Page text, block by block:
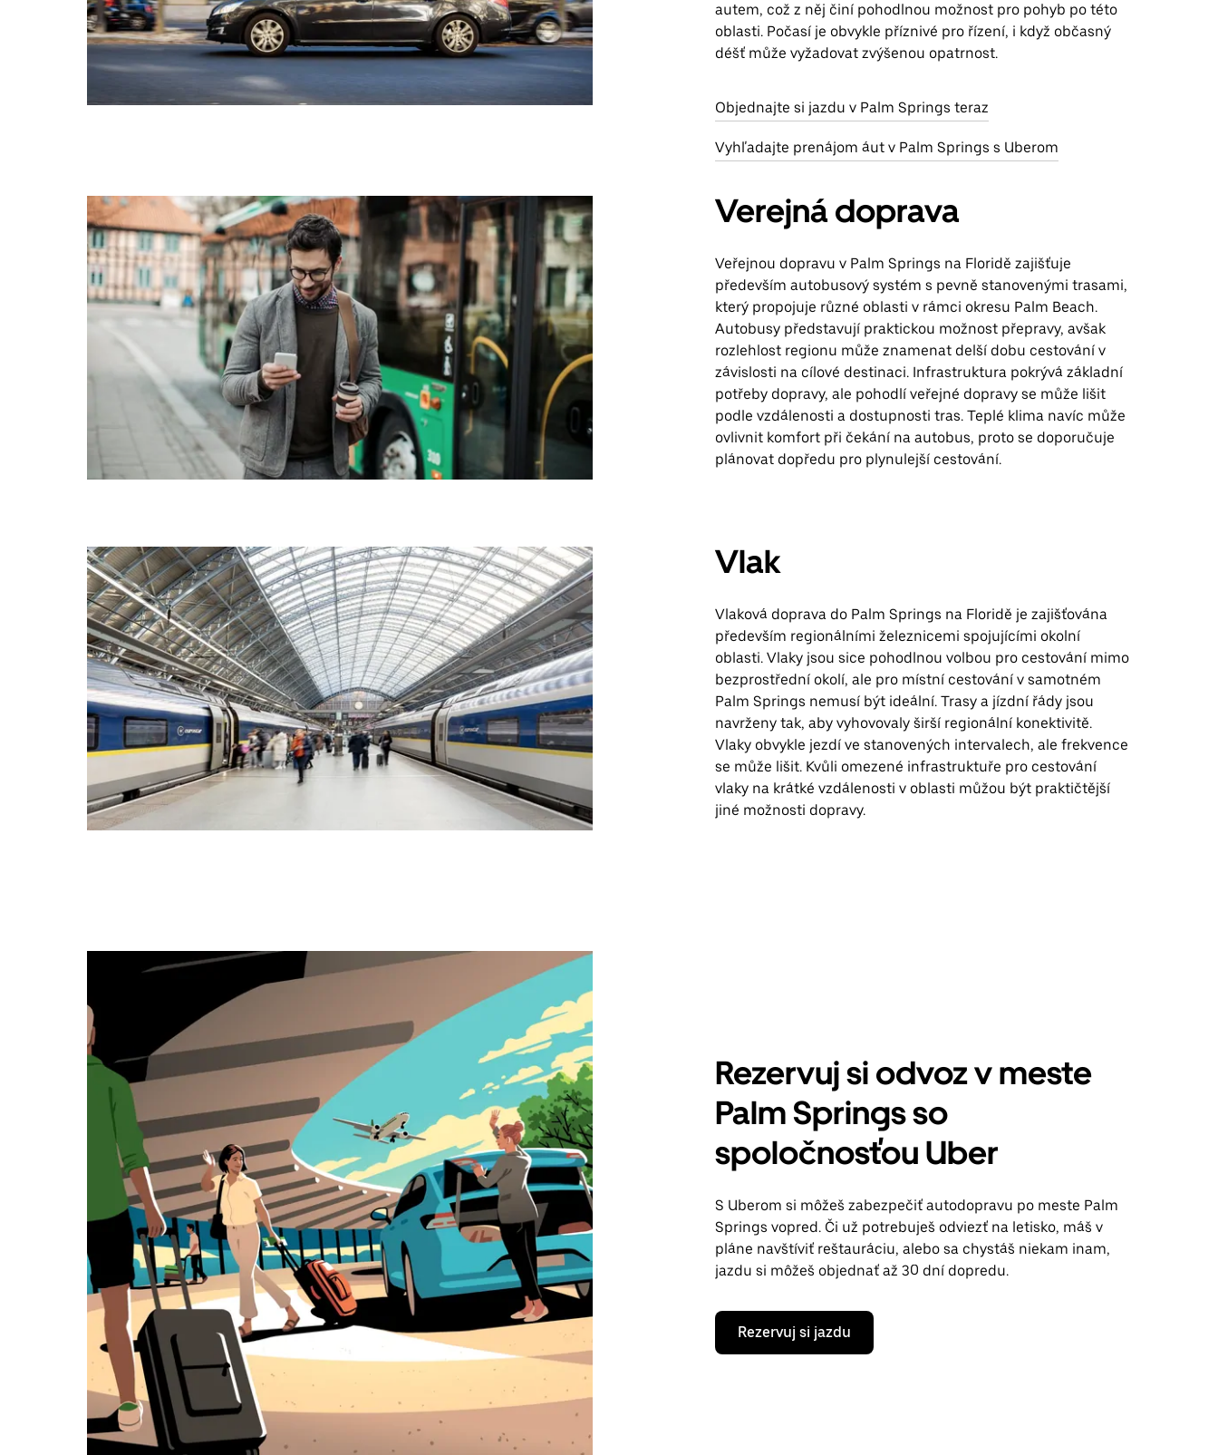
autem, což z něj činí pohodlnou možnost pro pohyb po této
oblasti. Počasí je obvykle příznivé pro řízení, i když občasný
déšť může vyžadovat zvýšenou opatrnost.
Objednajte si jazdu v Palm Springs teraz
Vyhľadajte prenájom áut v Palm Springs s Uberom
Verejná doprava
Veřejnou dopravu v Palm Springs na Floridě zajišťuje
především autobusový systém s pevně stanovenými trasami,
který propojuje různé oblasti v rámci okresu Palm Beach.
Autobusy představují praktickou možnost přepravy, avšak
rozlehlost regionu může znamenat delší dobu cestování v
závislosti na cílové destinaci. Infrastruktura pokrývá základní
potřeby dopravy, ale pohodlí veřejné dopravy se může lišit
podle vzdálenosti a dostupnosti tras. Teplé klima navíc může
ovlivnit komfort při čekání na autobus, proto se doporučuje
plánovat dopředu pro plynulejší cestování.
Vlak
Vlaková doprava do Palm Springs na Floridě je zajišťována
především regionálními železnicemi spojujícími okolní
oblasti. Vlaky jsou sice pohodlnou volbou pro cestování mimo
bezprostřední okolí, ale pro místní cestování v samotném
Palm Springs nemusí být ideální. Trasy a jízdní řády jsou
navrženy tak, aby vyhovovaly širší regionální konektivitě.
Vlaky obvykle jezdí ve stanovených intervalech, ale frekvence
se může lišit. Kvůli omezené infrastruktuře pro cestování
vlaky na krátké vzdálenosti v oblasti můžou být praktičtější
jiné možnosti dopravy.
Rezervuj si odvoz v meste
Palm Springs so
spoločnosťou Uber
S Uberom si môžeš zabezpečiť autodopravu po meste Palm
Springs vopred. Či už potrebuješ odviezť na letisko, máš v
pláne navštíviť reštauráciu, alebo sa chystáš niekam inam,
jazdu si môžeš objednať až 30 dní dopredu.
Rezervuj si jazdu